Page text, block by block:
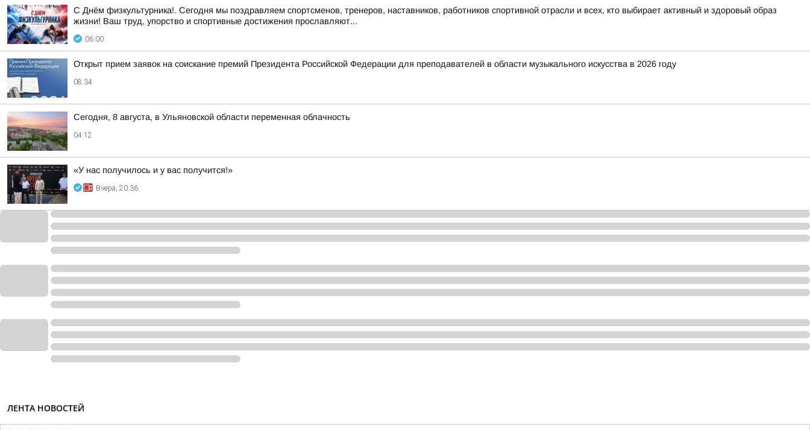
С Днём физкультурника!. Сегодня мы поздравляем спортсменов, тренеров, наставников, работников спортивной отрасли и всех, кто выбирает активный и здоровый образ
жизни! Ваш труд, упорство и спортивные достижения прославляют...
06:00
Открыт прием заявок на соискание премий Президента Российской Федерации для преподавателей в области музыкального искусства в 2026 году
08:34
Сегодня, 8 августа, в Ульяновской области переменная облачность
04:12
«У нас получилось и у вас получится!»
Вчера, 20:36
ЛЕНТА НОВОСТЕЙ